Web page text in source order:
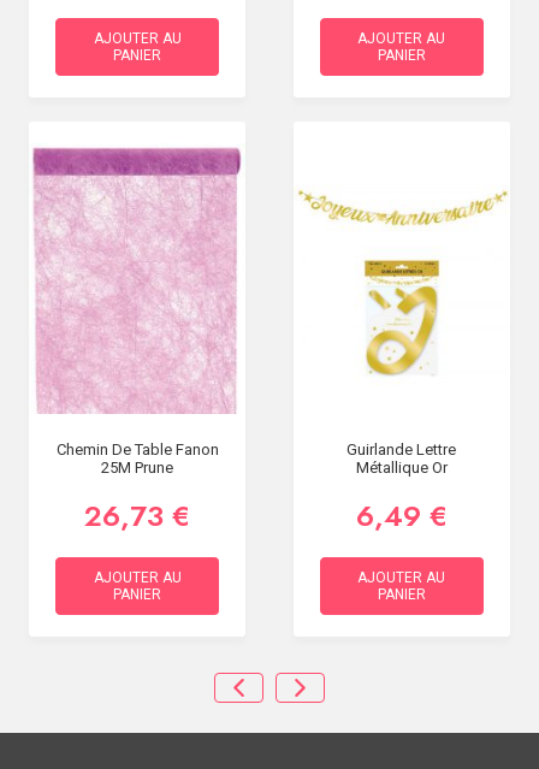
AJOUTER AU
PANIER
AJOUTER AU
PANIER
Chemin De Table Fanon
25M Prune
26,73 €
AJOUTER AU
PANIER
Guirlande Lettre
Métallique Or
6,49 €
AJOUTER AU
PANIER